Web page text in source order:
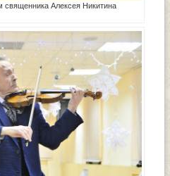
священника Алексея Никитина